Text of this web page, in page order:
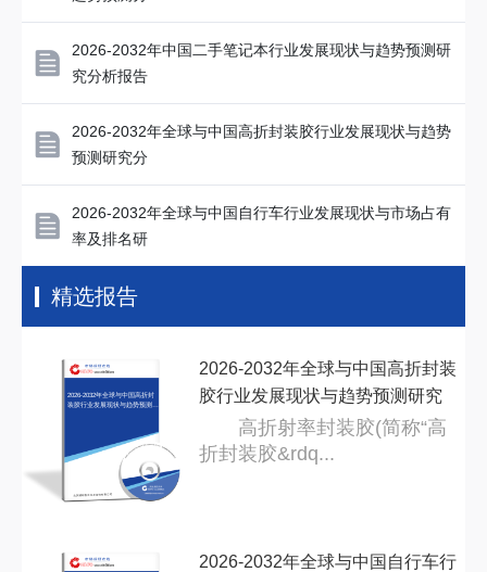
2026-2032年中国二手笔记本行业发展现状与趋势预测研
究分析报告
2026-2032年全球与中国高折封装胶行业发展现状与趋势
预测研究分
2026-2032年全球与中国自行车行业发展现状与市场占有
率及排名研
精选报告
2026-2032年全球与中国高折封
装胶行业发展现状与趋势预测研
2026-2032年全球与中国高折封装
胶行业发展现状与趋势预测研究
高折射率封装胶(简称“高
折封装胶&rdq...
2026-2032年全球与中国自行车行